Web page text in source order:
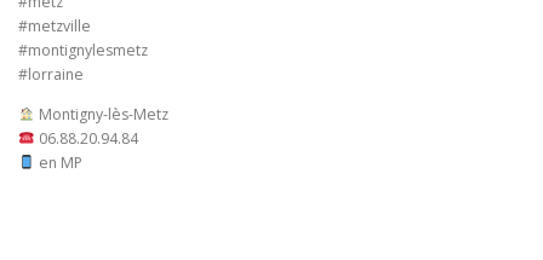
#metzville
#montignylesmetz
#lorraine
Montigny-lès-Metz
06.88.20.94.84
en MP